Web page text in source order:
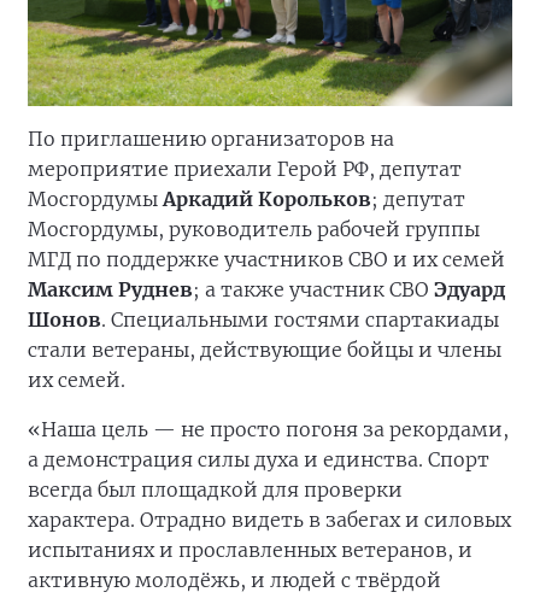
По приглашению организаторов на
мероприятие приехали Герой РФ, депутат
МосгордумыАркадий Корольков; депутат
Мосгордумы, руководитель рабочей группы
МГД по поддержке участников СВО и их семей
Максим Руднев; а также участник СВО Эдуард
Шонов. Специальными гостями спартакиады
стали ветераны, действующие бойцы и члены
их семей.
«Наша цель — не просто погоня за рекордами,
а демонстрация силы духа и единства. Спорт
всегда был площадкой для проверки
характера. Отрадно видеть в забегах и силовых
испытаниях и прославленных ветеранов, и
активную молодёжь, и людей с твёрдой